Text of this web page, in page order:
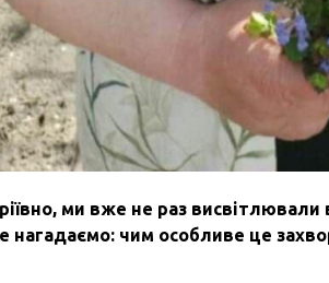
, ми вже не раз висвітлювали
нагадаємо: чим особливе це